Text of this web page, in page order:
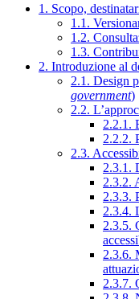
1. Scopo,
1.1.
1.2.
1.3.
2. Introduzione al
2.1. Design
government)
2.2.
2.2.1.
2.2.2.
2.3.
2.3.1.
2.3.2.
2.3.3.
2.3.4.
2.3.5.
2.3.6.
2.3.7.